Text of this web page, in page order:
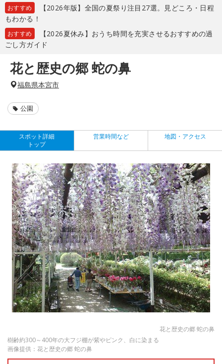
おすすめ
【2026年版】全国の夏祭り注目27選。見どころ・日程
もわかる！
おすすめ
【2026夏休み】おうち時間を充実させるおすすめの過
ごし方ガイド
花と歴史の郷 蛇の鼻
福島県本宮市
公園
スポット詳細
トップ
営業時間など 地図・アクセス
花と歴史の郷 蛇の鼻
樹齢約300～400年の大フジ棚が紫やピンク、白に染まる
画像提供：花と歴史の郷 蛇の鼻